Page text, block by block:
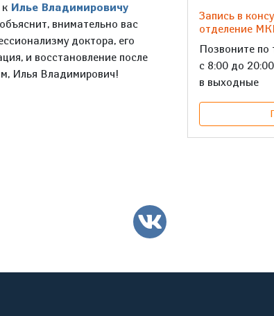
Илье Владимировичу
внимательно вас
доктора, его
и восстановление после
Илья Владимирович!
ВКонтакте
Запись в
отделение
Позвоните по
с 8:00 до
в выходные